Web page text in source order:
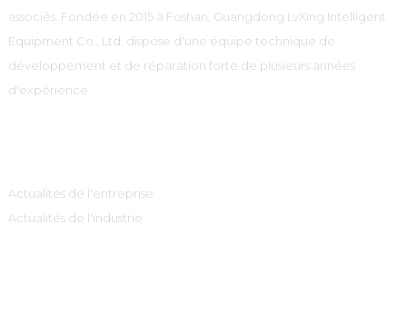
associés. Fondée en 2015 à Foshan, Guangdong LvXing Intelligent
Equipment Co., Ltd. dispose d'une équipe technique de
développement et de réparation forte de plusieurs années
d'expérience.
Actualités de l'entreprise
Actualités de l'industrie